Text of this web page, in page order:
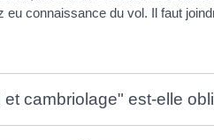
connaissance du vol. Il faut
cambriolage" est-elle